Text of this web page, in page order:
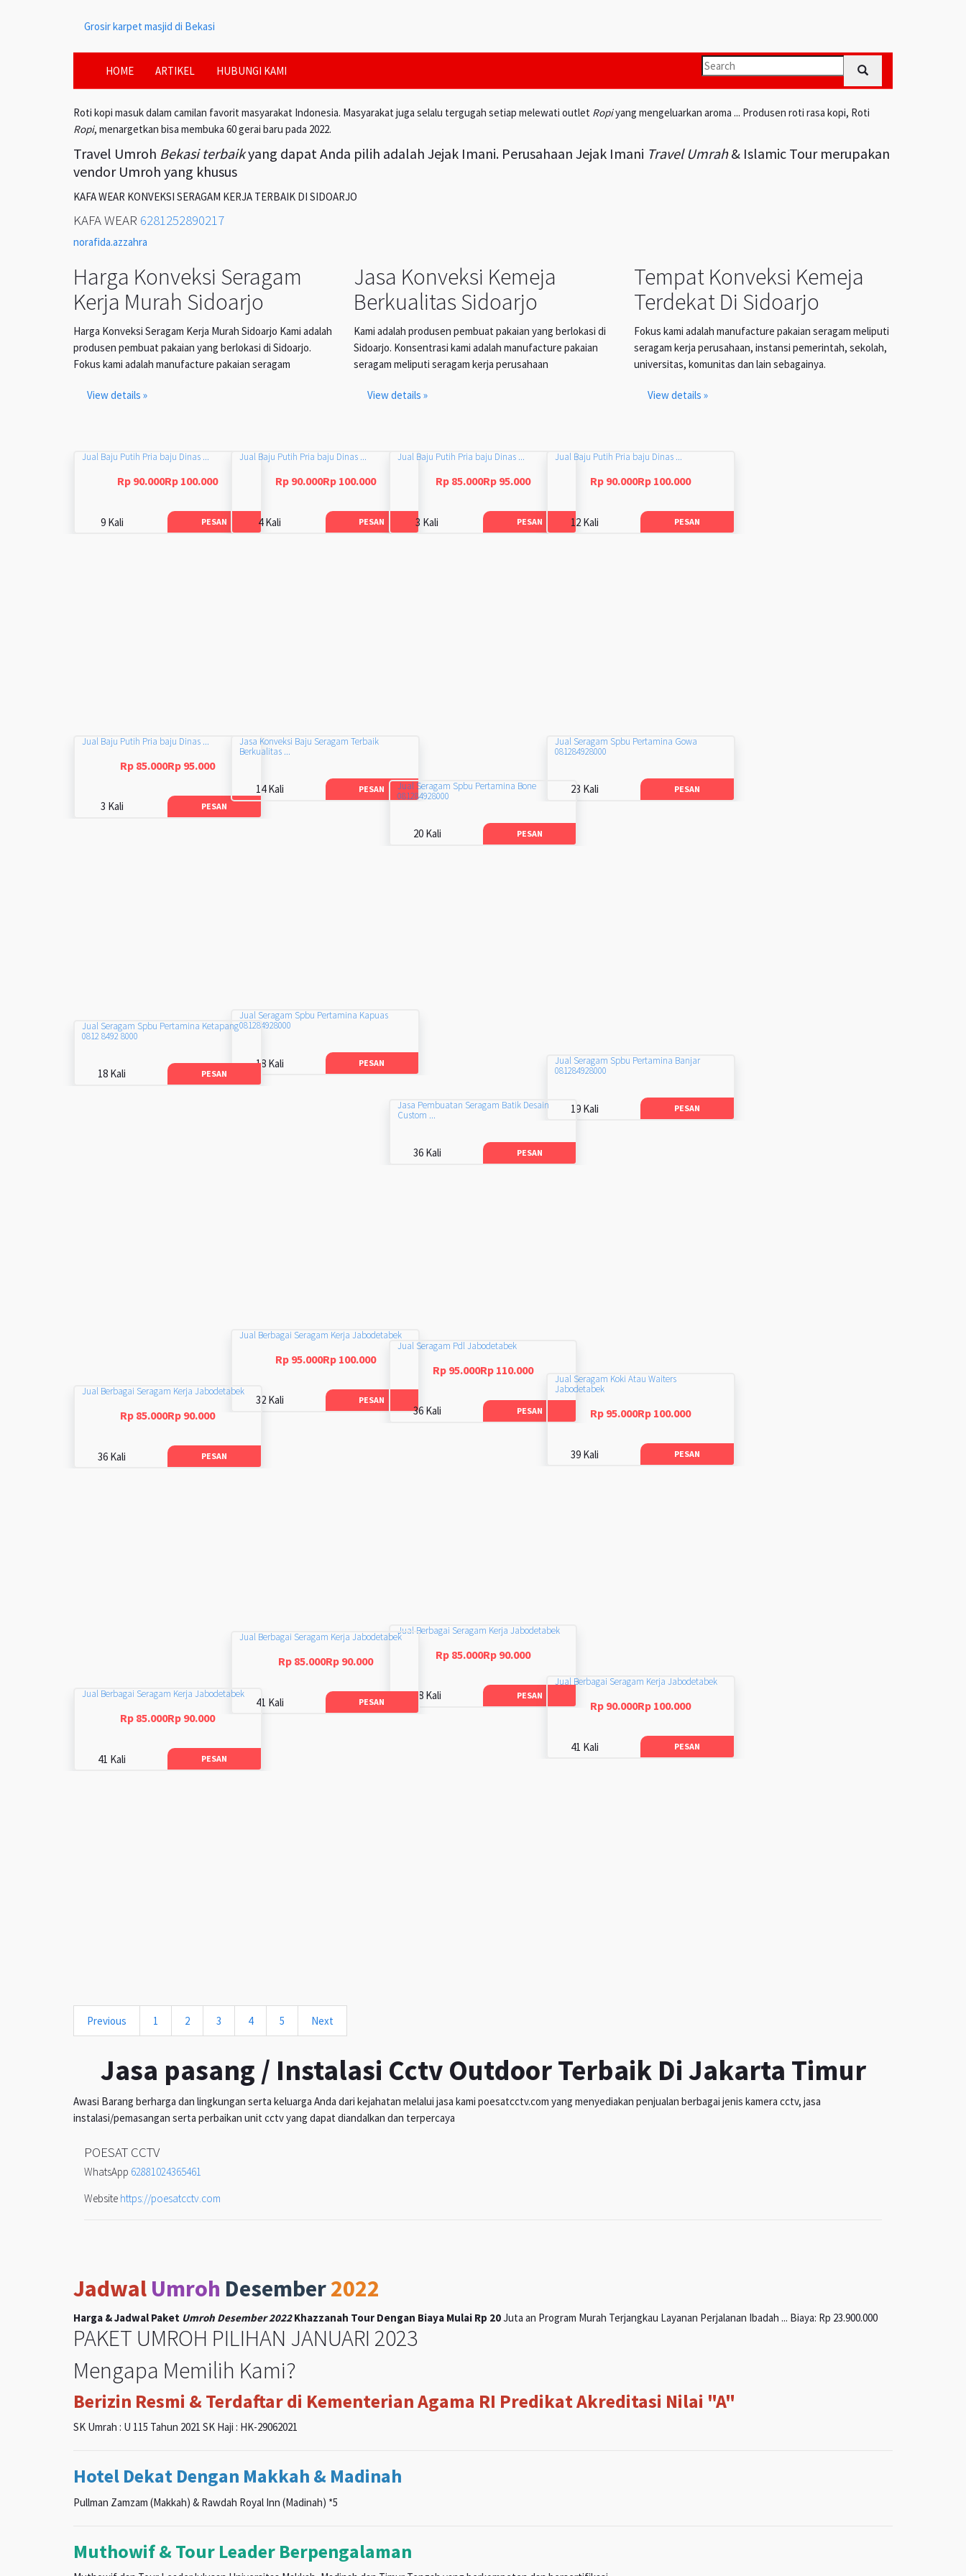
Grosir karpet masjid di Bekasi
HOME ARTIKEL HUBUNGI KAMI
Roti kopi masuk dalam camilan favorit masyarakat Indonesia. Masyarakat juga selalu tergugah setiap melewati outlet Ropiyang mengeluarkan aroma ... Produsen roti rasa kopi, Roti
Ropi, menargetkan bisa membuka 60 gerai baru pada 2022.
Travel Umroh Bekasi terbaikyang dapat Anda pilih adalah Jejak Imani. Perusahaan Jejak Imani Travel Umrah& Islamic Tour merupakan
vendor Umroh yang khusus
KAFA WEAR KONVEKSI SERAGAM KERJA TERBAIK DI SIDOARJO
KAFA WEAR 6281252890217
norafida.azzahra
Harga Konveksi Seragam
Kerja Murah Sidoarjo
Harga Konveksi Seragam Kerja Murah Sidoarjo Kami adalah
produsen pembuat pakaian yang berlokasi di Sidoarjo.
Fokus kami adalah manufacture pakaian seragam
View details »
Jasa Konveksi Kemeja
Berkualitas Sidoarjo
Kami adalah produsen pembuat pakaian yang berlokasi di
Sidoarjo. Konsentrasi kami adalah manufacture pakaian
seragam meliputi seragam kerja perusahaan
View details »
Tempat Konveksi Kemeja
Terdekat Di Sidoarjo
Fokus kami adalah manufacture pakaian seragam meliputi
seragam kerja perusahaan, instansi pemerintah, sekolah,
universitas, komunitas dan lain sebagainya.
View details »
Jual Baju Putih Pria baju Dinas ...
Rp 90.000Rp 100.000
9 Kali PESAN
Jual Baju Putih Pria baju Dinas ...
Rp 90.000Rp 100.000
4 Kali PESAN
Jual Baju Putih Pria baju Dinas ...
Rp 85.000Rp 95.000
3 Kali PESAN
Jual Baju Putih Pria baju Dinas ...
Rp 90.000Rp 100.000
12 Kali PESAN
Jual Baju Putih Pria baju Dinas ...
Rp 85.000Rp 95.000
3 Kali PESAN
Jasa Konveksi Baju Seragam Terbaik
Berkualitas ...
14 Kali PESAN
Jual Seragam Spbu Pertamina Gowa
081284928000
23 Kali PESAN
Jual Seragam Spbu Pertamina Bone
081284928000
20 Kali PESAN
Jual Seragam Spbu Pertamina Kapuas
081284928000
18 Kali PESAN
Jual Seragam Spbu Pertamina Ketapang
0812 8492 8000
18 Kali PESAN
Jual Seragam Spbu Pertamina Banjar
081284928000
19 Kali PESAN
Jasa Pembuatan Seragam Batik Desain
Custom ...
36 Kali PESAN
Jual Berbagai Seragam Kerja Jabodetabek
Rp 95.000Rp 100.000
32 Kali PESAN
Jual Seragam Pdl Jabodetabek
Rp 95.000Rp 110.000
36 Kali PESAN
Jual Seragam Koki Atau Waiters
Jabodetabek
Rp 95.000Rp 100.000
39 Kali PESAN
Jual Berbagai Seragam Kerja Jabodetabek
Rp 85.000Rp 90.000
36 Kali PESAN
Jual Berbagai Seragam Kerja Jabodetabek
Rp 85.000Rp 90.000
48 Kali PESAN
Jual Berbagai Seragam Kerja Jabodetabek
Rp 85.000Rp 90.000
41 Kali PESAN
Jual Berbagai Seragam Kerja Jabodetabek
Rp 90.000Rp 100.000
41 Kali PESAN
Jual Berbagai Seragam Kerja Jabodetabek
Rp 85.000Rp 90.000
41 Kali PESAN
Previous 1 2 3 4 5 Next
Jasa pasang / Instalasi Cctv Outdoor Terbaik Di Jakarta Timur
Awasi Barang berharga dan lingkungan serta keluarga Anda dari kejahatan melalui jasa kami poesatcctv.com yang menyediakan penjualan berbagai jenis kamera cctv, jasa
instalasi/pemasangan serta perbaikan unit cctv yang dapat diandalkan dan terpercaya
POESAT CCTV
WhatsApp 62881024365461
Website https://poesatcctv.com
Jadwal Umroh Desember2022
Harga & Jadwal Paket Umroh Desember 2022Khazzanah Tour Dengan Biaya Mulai Rp 20Juta an Program Murah Terjangkau Layanan Perjalanan Ibadah ... Biaya: Rp 23.900.000
PAKET UMROH PILIHAN JANUARI 2023
Mengapa Memilih Kami?
Berizin Resmi & Terdaftar di Kementerian Agama RI Predikat Akreditasi Nilai "A"
SK Umrah : U 115 Tahun 2021 SK Haji : HK-29062021
Hotel Dekat Dengan Makkah & Madinah
Pullman Zamzam (Makkah) & Rawdah Royal Inn (Madinah) *5
Muthowif & Tour Leader Berpengalaman